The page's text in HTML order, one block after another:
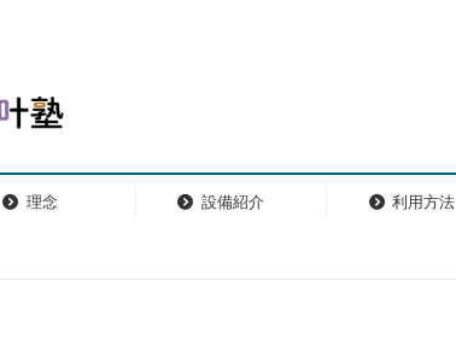
理念 設備紹介 利用方法